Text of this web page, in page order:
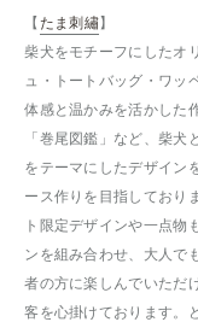
【たま刺繡】
柴犬をモチーフにしたオ
ュ・トートバッグ・ワッ
体感と温かみを活かした
「巻尾図鑑」など、柴犬
をテーマにしたデザイン
ース作りを目指しており
ト限定デザインや一点物
ンを組み合わせ、大人で
者の方に楽しんでいただ
客を心掛けております。